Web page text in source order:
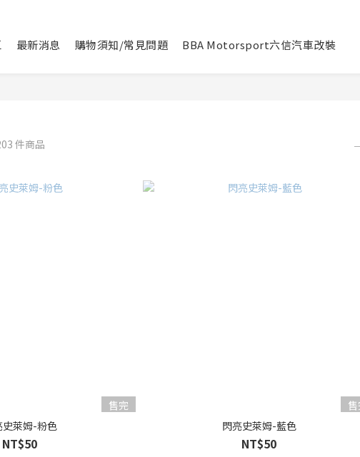
最新消息 購物須知/常見問題 BBA Motorsport六信汽車改裝
件商品
售完
史萊姆-粉色
NT$50
閃亮史萊姆-藍色
NT$50